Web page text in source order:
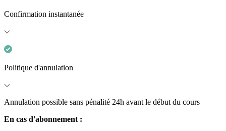
Confirmation instantanée
Politique d'annulation
Annulation possible sans pénalité 24h avant le début du cours
En cas d'abonnement :